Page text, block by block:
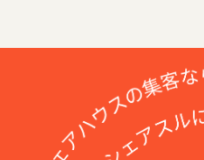
ソーシャルアパートメント